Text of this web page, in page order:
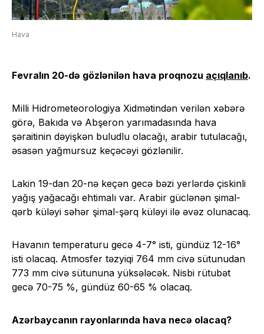
Hava
Fevralın 20-də gözlənilən hava proqnozu açıqlanıb.
Milli Hidrometeorologiya Xidmətindən verilən xəbərə
görə, Bakıda və Abşeron yarımadasında hava
şəraitinin dəyişkən buludlu olacağı, arabir tutulacağı,
əsasən yağmursuz keçəcəyi gözlənilir.
Lakin 19-dan 20-nə keçən gecə bəzi yerlərdə çiskinli
yağış yağacağı ehtimalı var. Arabir güclənən şimal-
qərb küləyi səhər şimal-şərq küləyi ilə əvəz olunacaq.
Havanın temperaturu gecə 4-7° isti, gündüz 12-16°
isti olacaq. Atmosfer təzyiqi 764 mm civə sütunudan
773 mm civə sütununa yüksələcək. Nisbi rütubət
gecə 70-75 %, gündüz 60-65 % olacaq.
Azərbaycanın rayonlarında hava necə olacaq?